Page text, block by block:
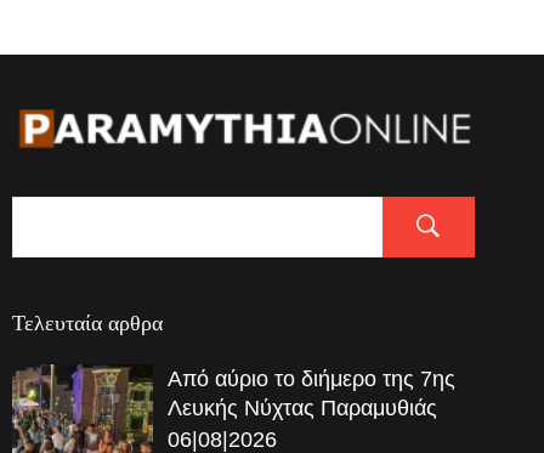
Τελευταία αρθρα
Από αύριο το διήμερο της 7ης
Λευκής Νύχτας Παραμυθιάς
06|08|2026